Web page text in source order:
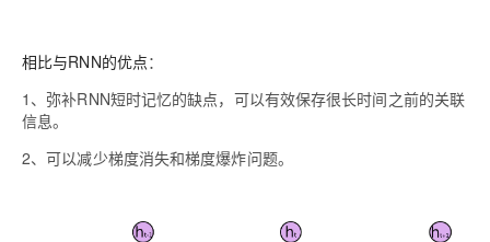
相比与RNN的优点：
1、弥补RNN短时记忆的缺点，可以有效保存很长时间之前的关联
信息。
2、可以减少梯度消失和梯度爆炸问题。